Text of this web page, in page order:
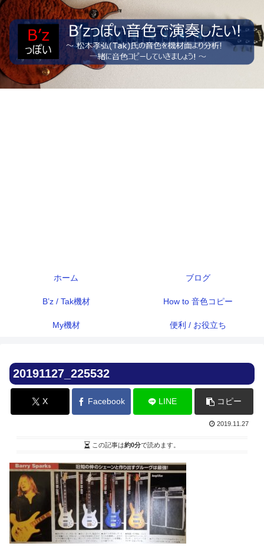
ホーム ブログ
B’z / Tak機材 How to 音色コピー
My機材 便利 / お役立ち
20191127_225532
X Facebook LINE コピー
2019.11.27
この記事は約0分で読めます。